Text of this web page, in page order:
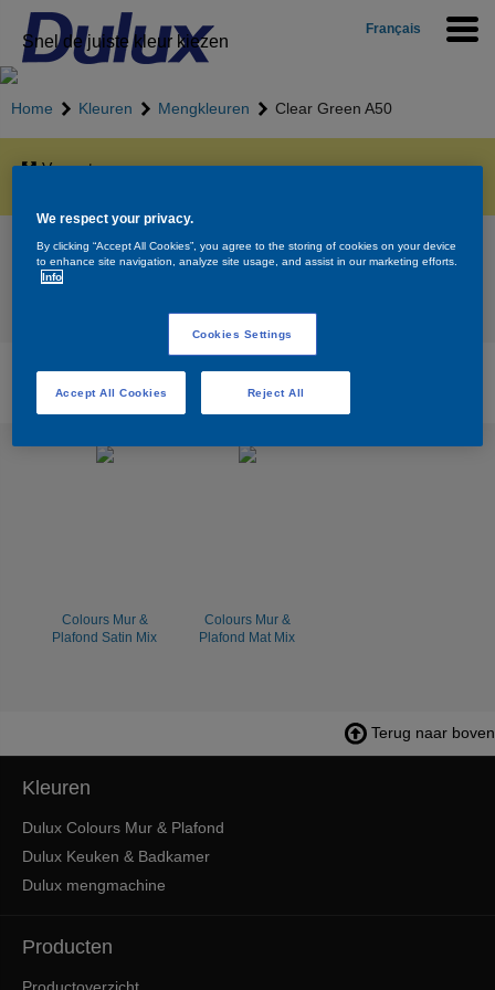
Français
Snel de juiste kleur kiezen
Home Kleuren Mengkleuren Clear Green A50
Vergroten
Clear Green A50
Beschikbare producten voor de kleur Clear
Green A50
Colours Mur &
Plafond Satin Mix
Colours Mur &
Plafond Mat Mix
Terug naar boven
Kleuren
Dulux Colours Mur & Plafond
Dulux Keuken & Badkamer
Dulux mengmachine
Producten
We respect your privacy.
By clicking “Accept All Cookies”, you agree to the storing of cookies on your device
to enhance site navigation, analyze site usage, and assist in our marketing efforts.
Info
Cookies Settings
Reject All
Accept All Cookies